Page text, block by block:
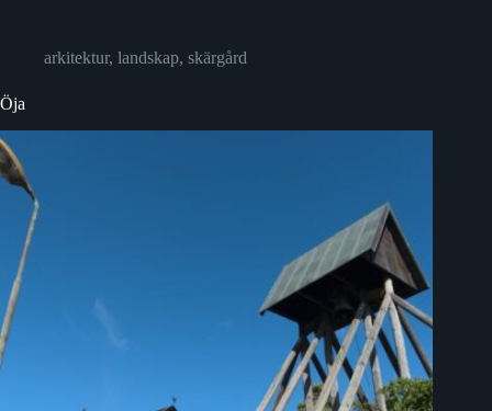
arkitektur, landskap, skärgård
Öja